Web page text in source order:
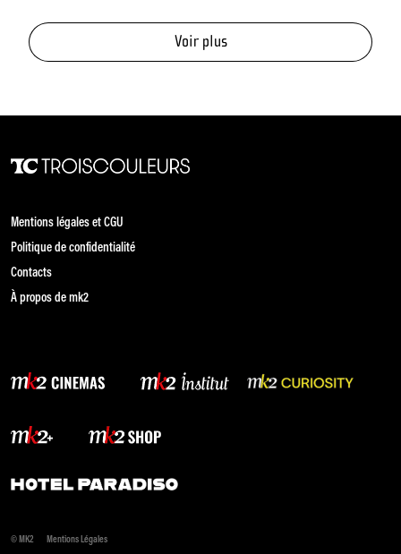
Voir plus
Mentions légales et CGU
Politique de confidentialité
Contacts
À propos de mk2
© MK2 Mentions Légales